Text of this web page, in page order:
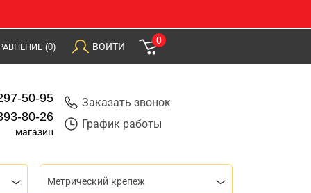
(0) ВОЙТИ
0
50-95
80-26
магазин
Заказать звонок
График работы
Метрический крепеж